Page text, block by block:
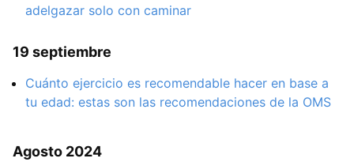
adelgazar solo con caminar
19 septiembre
Cuánto ejercicio es recomendable hacer en base a
tu edad: estas son las recomendaciones de la OMS
Agosto 2024